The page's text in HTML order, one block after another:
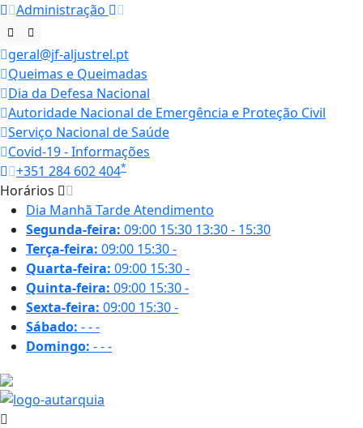
Administração
geral@jf-aljustrel.pt
Queimas e Queimadas
Dia da Defesa Nacional
Autoridade Nacional de Emergência e Proteção Civil
Serviço Nacional de Saúde
Covid-19 - Informações
+351 284 602 404*
Horários
Dia Manhã TardeAtendimento
Segunda-feira: 09:00 15:30 13:30 - 15:30
Terça-feira: 09:00 15:30-
Quarta-feira: 09:00 15:30-
Quinta-feira: 09:00 15:30-
Sexta-feira: 09:00 15:30-
Sábado: ---
Domingo: ---